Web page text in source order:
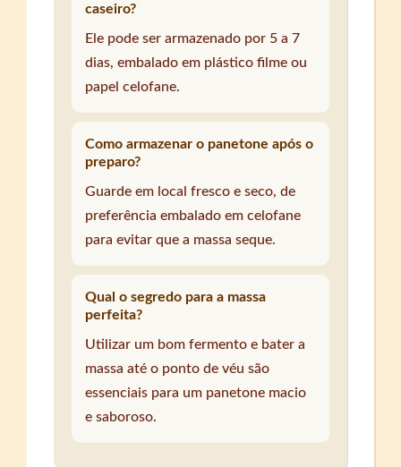
caseiro?
Ele pode ser armazenado por 5 a 7
dias, embalado em plástico filme ou
papel celofane.
Como armazenar o panetone após o
preparo?
Guarde em local fresco e seco, de
preferência embalado em celofane
para evitar que a massa seque.
Qual o segredo para a massa
perfeita?
Utilizar um bom fermento e bater a
massa até o ponto de véu são
essenciais para um panetone macio
e saboroso.